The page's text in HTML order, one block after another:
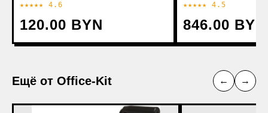
★★★★★ 4.6
120.00 BYN
★★★★★ 4.5
846.00 BYN
Ещё от Office-Kit ← →